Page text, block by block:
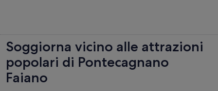
Soggiorna vicino alle attrazioni
popolari di Pontecagnano
Faiano